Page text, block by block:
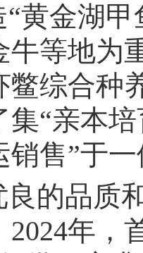
“黄金湖
牛等地为
鳖综合种
集“亲本
销售”于
良的品质
2024年，